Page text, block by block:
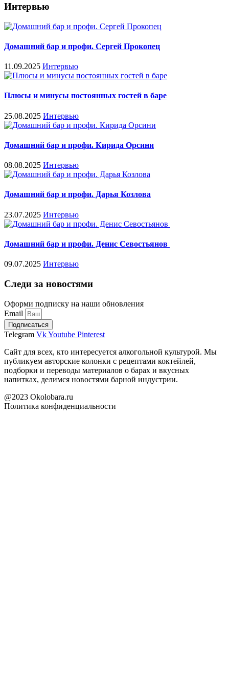
Интервью
Домашний бар и профи. Сергей Прокопец
11.09.2025 Интервью
Плюсы и минусы постоянных гостей в баре
25.08.2025 Интервью
Домашний бар и профи. Кирида Орсини
08.08.2025 Интервью
Домашний бар и профи. Дарья Козлова
23.07.2025 Интервью
Домашний бар и профи. Денис Севостьянов
09.07.2025 Интервью
Следи за новостями
Оформи подписку на наши обновления
Email
Подписаться
Telegram VkYoutube Pinterest
Сайт для всех, кто интересуется алкогольной культурой. Мы
публикуем авторские колонки с рецептами коктейлей,
подборки и переводы материалов о барах и вкусных
напитках, делимся новостями барной индустрии.
@2023 Okolobara.ru
Политика конфиденциальности